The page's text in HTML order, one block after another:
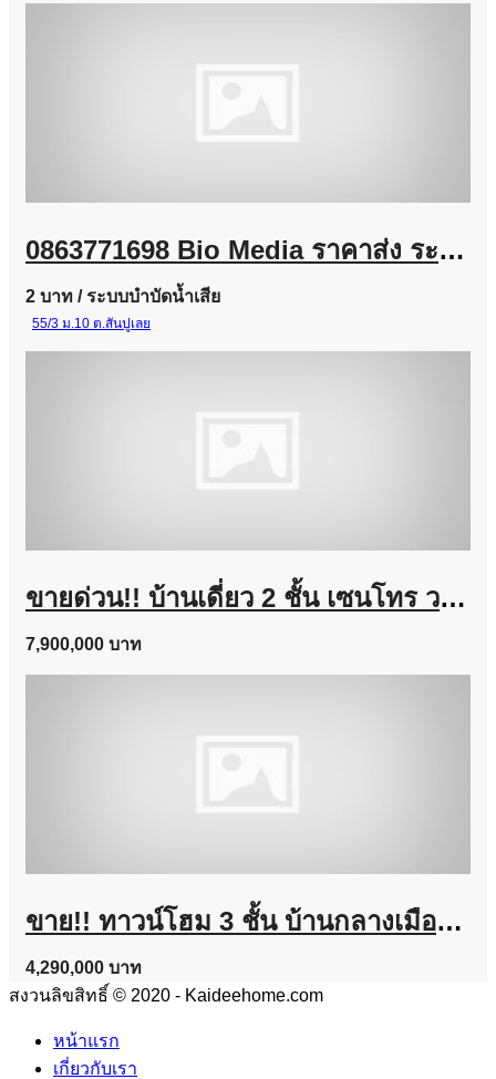
0863771698 Bio Media ราคาส่ง ระบบบำบัดน้ำเสีย โรงงานอุตสาหกรรม และงานโครงการ
2 บาท / ระบบบำบัดน้ำเสีย
55/3 ม.10 ต.สันปูเลย
ขายด่วน!! บ้านเดี่ยว 2 ชั้น เซนโทร วงแหวน-จตุโชติ (ขนาด 59 ตร.ว.) เดินทางง่าย ใกล้ทางด่วนนิดเดียว สามวาตะวันตก คลองสามวา กทม. : Centro Wongwaen-Chatuchot
7,900,000 บาท
ขาย!! ทาวน์โฮม 3 ชั้น บ้านกลางเมือง งามวงศ์วาน (ขนาด 18 ตร.ว.) งามวงศ์วาน 47 แยก 6 (ซ.ชินเขต 2/6) ใกล้การไฟฟ้าส่วนภูมิภาค(สำนักงานใหญ่) หลักสี่ กทม. : Baan Klang Muang Ngamwongwan
4,290,000 บาท
สงวนลิขสิทธิ์ © 2020 - Kaideehome.com
หน้าแรก
เกี่ยวกับเรา